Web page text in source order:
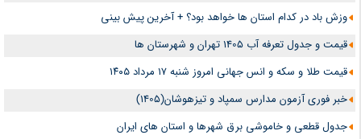
وزش باد در کدام استان ها خواهد بود؟ + آخرین پیش بینی
قیمت و جدول تعرفه آب 1405 تهران و شهرستان ها
قیمت طلا و سکه و انس جهانی امروز شنبه ۱۷ مرداد ۱۴۰۵
خبر فوری آزمون مدارس سمپاد و تیزهوشان(1405)
جدول قطعی و خاموشی برق شهرها و استان های ایران